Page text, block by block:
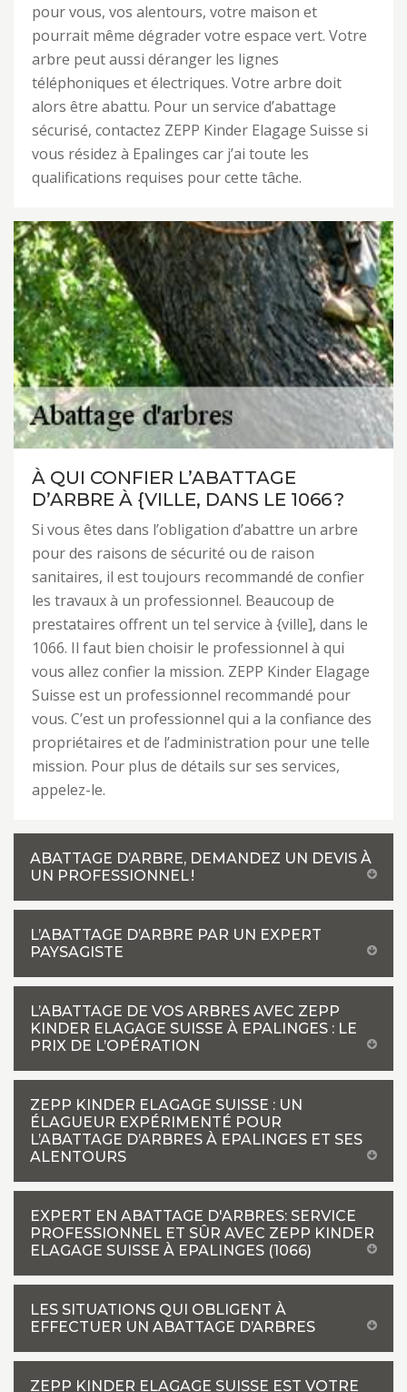
pour vous, vos alentours, votre maison et
pourrait même dégrader votre espace vert. Votre
arbre peut aussi déranger les lignes
téléphoniques et électriques. Votre arbre doit
alors être abattu. Pour un service d’abattage
sécurisé, contactez ZEPP Kinder Elagage Suisse si
vous résidez à Epalinges car j’ai toute les
qualifications requises pour cette tâche.
À QUI CONFIER L’ABATTAGE
D’ARBRE À {VILLE, DANS LE 1066 ?
Si vous êtes dans l’obligation d’abattre un arbre
pour des raisons de sécurité ou de raison
sanitaires, il est toujours recommandé de confier
les travaux à un professionnel. Beaucoup de
prestataires offrent un tel service à {ville], dans le
1066. Il faut bien choisir le professionnel à qui
vous allez confier la mission. ZEPP Kinder Elagage
Suisse est un professionnel recommandé pour
vous. C’est un professionnel qui a la confiance des
propriétaires et de l’administration pour une telle
mission. Pour plus de détails sur ses services,
appelez-le.
ABATTAGE D’ARBRE, DEMANDEZ UN DEVIS À
UN PROFESSIONNEL !
L’ABATTAGE D’ARBRE PAR UN EXPERT
PAYSAGISTE
L’ABATTAGE DE VOS ARBRES AVEC ZEPP
KINDER ELAGAGE SUISSE À EPALINGES : LE
PRIX DE L’OPÉRATION
ZEPP KINDER ELAGAGE SUISSE : UN
ÉLAGUEUR EXPÉRIMENTÉ POUR
L’ABATTAGE D’ARBRES À EPALINGES ET SES
ALENTOURS
EXPERT EN ABATTAGE D'ARBRES: SERVICE
PROFESSIONNEL ET SÛR AVEC ZEPP KINDER
ELAGAGE SUISSE À EPALINGES (1066)
LES SITUATIONS QUI OBLIGENT À
EFFECTUER UN ABATTAGE D’ARBRES
ZEPP KINDER ELAGAGE SUISSE EST VOTRE